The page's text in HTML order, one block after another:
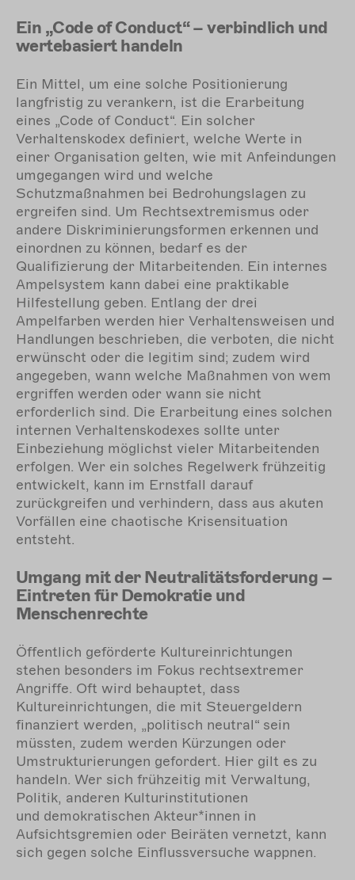
Ein „Code of Conduct“ – verbindlich und
wertebasiert handeln
Ein Mittel, um eine solche Positionierung
langfristig zu verankern, ist die Erarbeitung
eines „Code of Conduct“. Ein solcher
Verhaltenskodex definiert, welche Werte in
einer Organisation gelten, wie mit Anfeindungen
umgegangen wird und welche
Schutzmaßnahmen bei Bedrohungslagen zu
ergreifen sind. Um Rechtsextremismus oder
andere Diskriminierungsformen erkennen und
einordnen zu können, bedarf es der
Qualifizierung der Mitarbeitenden. Ein internes
Ampelsystem kann dabei eine praktikable
Hilfestellung geben. Entlang der drei
Ampelfarben werden hier Verhaltensweisen und
Handlungen beschrieben, die verboten, die nicht
erwünscht oder die legitim sind; zudem wird
angegeben, wann welche Maßnahmen von wem
ergriffen werden oder wann sie nicht
erforderlich sind. Die Erarbeitung eines solchen
internen Verhaltenskodexes sollte unter
Einbeziehung möglichst vieler Mitarbeitenden
erfolgen. Wer ein solches Regelwerk frühzeitig
entwickelt, kann im Ernstfall darauf
zurückgreifen und verhindern, dass aus akuten
Vorfällen eine chaotische Krisensituation
entsteht.
Umgang mit der Neutralitätsforderung –
Eintreten für Demokratie und
Menschenrechte
Öffentlich geförderte Kultureinrichtungen
stehen besonders im Fokus rechtsextremer
Angriffe. Oft wird behauptet, dass
Kultureinrichtungen, die mit Steuergeldern
finanziert werden, „politisch neutral“ sein
müssten, zudem werden Kürzungen oder
Umstrukturierungen gefordert. Hier gilt es zu
handeln. Wer sich frühzeitig mit Verwaltung,
Politik, anderen Kulturinstitutionen
und demokratischen Akteur*innen in
Aufsichtsgremien oder Beiräten vernetzt, kann
sich gegen solche Einflussversuche wappnen.